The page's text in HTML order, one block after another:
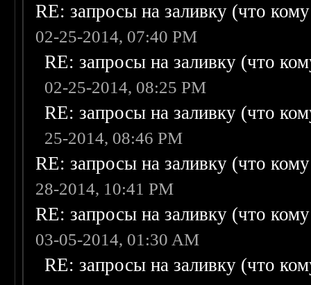
RE: запросы на заливку (что
02-25-2014, 07:40 PM
RE: запросы на заливку (что
02-25-2014, 08:25 PM
RE: запросы на заливку (что
25-2014, 08:46 PM
RE: запросы на заливку (что
28-2014, 10:41 PM
RE: запросы на заливку (что
03-05-2014, 01:30 AM
RE: запросы на заливку (что